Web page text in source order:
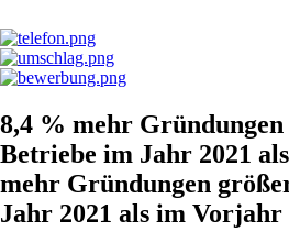
8,4 % mehr
Betriebe im Jahr 2021
mehr Gründungen
Jahr 2021 als im Vorjahr